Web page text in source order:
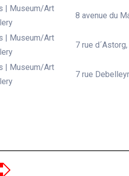
| Museum/Art
8 avenue du
| Museum/Art
7 rue
| Museum/Art
7 rue